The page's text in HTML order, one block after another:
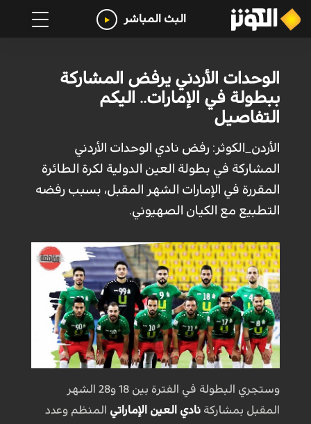
البث المباشر
الوحدات الأردني يرفض المشاركة
ببطولة في الإمارات.. اليكم
التفاصيل
الأردن_الكوثر: رفض نادي الوحدات الأردني
المشاركة في بطولة العين الدولية لكرة الطائرة
المقررة في الإمارات الشهر المقبل، بسبب رفضه
التطبيع مع الكيان الصهيوني.
وستجري البطولة في الفترة بين 18 و28 الشهر
المقبل بمشاركة نادي العين الإماراتي المنظم وعدد